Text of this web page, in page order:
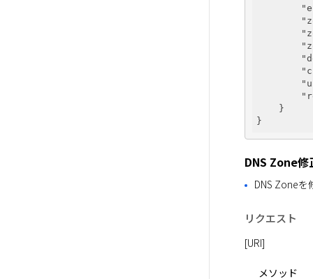
    }
DNS Zone修
DNS Zoneを
リクエスト
[URI]
メソッド